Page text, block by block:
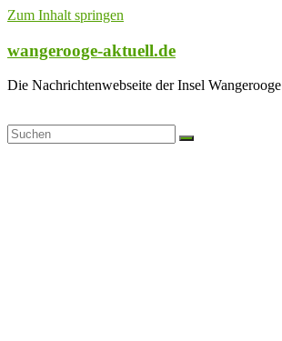
Zum Inhalt springen
wangerooge-aktuell.de
Die Nachrichtenwebseite der Insel Wangerooge